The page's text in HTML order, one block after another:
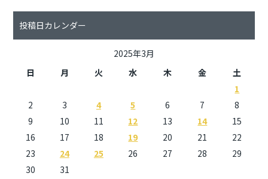
投稿日カレンダー
2025年3月
日
月 火 水 木 金
土
1
2
3 4 5 6 7
8
9
10 11 12 13 14
15
16
17 18 19 20 21
22
23
24 25 26 27 28
29
30
31